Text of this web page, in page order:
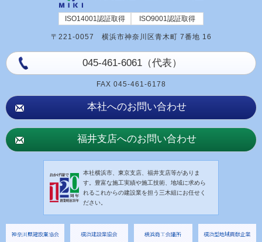
ISO14001認証取得 ISO9001認証取得
〒221-0057 横浜市神奈川区青木町 7番地 16
045-461-6061（代表）
FAX 045-461-6178
本社へのお問い合わせ
福井支店へのお問い合わせ
本社横浜市、東京支店、福井支店等がありま
す。豊富な施工実績や施工技術、地域に求めら
れるこれからの建設業を担う三木組にお任せく
ださい。